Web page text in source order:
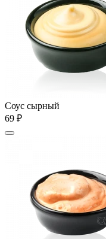
Соус сырный
69 ₽